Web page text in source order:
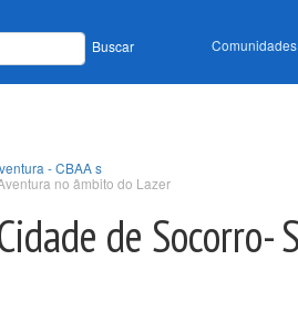
Buscar Comunidades
- CBAA s
no âmbito do Lazer
de Socorro-